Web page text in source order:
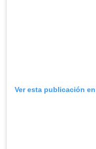
Ver esta publicación